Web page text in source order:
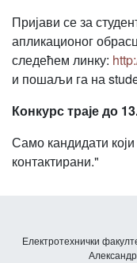
Пријави се за
апликационог
следећем линку:
и пошаљи га на
Конкурс траје до
Само кандидати
контактирани."
Електротехнички